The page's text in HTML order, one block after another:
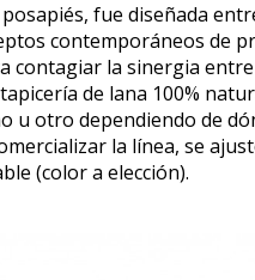
fue diseñada
contemporáneos de
contagiar la sinergia
de lana 100%
otro dependiendo de
la línea, se
(color a elección).